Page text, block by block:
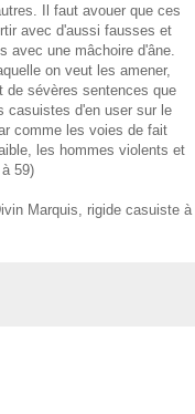
Il faut avouer que ces
avec d'aussi fausses et
avec une mâchoire d'âne.
on veut les amener,
de sévères sentences que
casuistes d'en user sur le
comme les voies de fait
les hommes violents et
59)
Marquis, rigide casuiste à